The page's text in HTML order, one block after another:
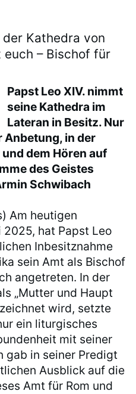
Kathedra von
euch – Bischof für
Papst Leo XIV. nimmt
seine Kathedra im
Lateran in Besitz. Nur
Anbetung, in der
dem Hören auf
des Geistes
Schwibach
Am heutigen
2025, hat Papst Leo
Inbesitznahme
sein Amt als Bischof
angetreten. In der
„Mutter und Haupt
wird, setzte
ein liturgisches
mit seiner
gab in seiner Predigt
Ausblick auf die
Amt für Rom und